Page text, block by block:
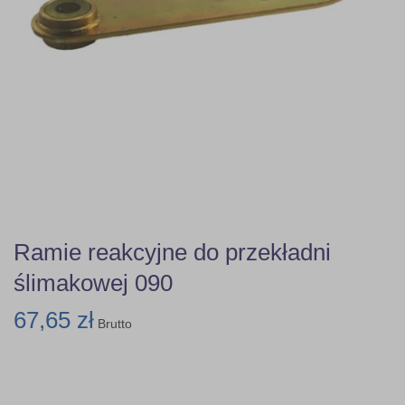
Ramie reakcyjne do przekładni
ślimakowej 090
67,65 zł Brutto